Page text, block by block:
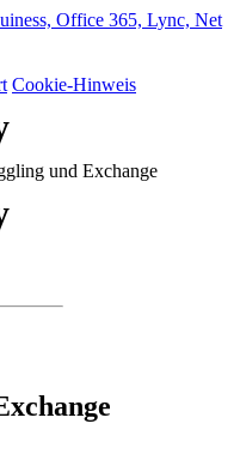
Cookie-Hinweis
und Exchange